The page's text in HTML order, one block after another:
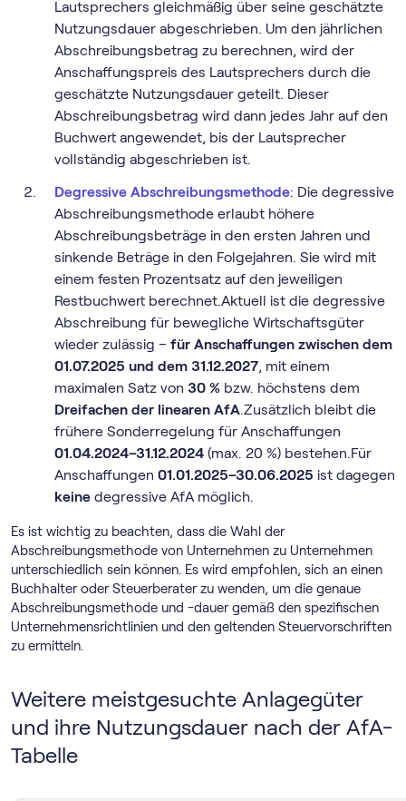
Lautsprechers gleichmäßig über seine geschätzte
Nutzungsdauer abgeschrieben. Um den jährlichen
Abschreibungsbetrag zu berechnen, wird der
Anschaffungspreis des Lautsprechers durch die
geschätzte Nutzungsdauer geteilt. Dieser
Abschreibungsbetrag wird dann jedes Jahr auf den
Buchwert angewendet, bis der Lautsprecher
vollständig abgeschrieben ist.
Degressive Abschreibungsmethode: Die degressive
Abschreibungsmethode erlaubt höhere
Abschreibungsbeträge in den ersten Jahren und
sinkende Beträge in den Folgejahren. Sie wird mit
einem festen Prozentsatz auf den jeweiligen
Restbuchwert berechnet.Aktuell ist die degressive
Abschreibung für bewegliche Wirtschaftsgüter
wieder zulässig – für Anschaffungen zwischen dem
01.07.2025 und dem 31.12.2027, mit einem
maximalen Satz von 30 % bzw. höchstens dem
Dreifachen der linearen AfA.Zusätzlich bleibt die
frühere Sonderregelung für Anschaffungen
01.04.2024–31.12.2024 (max. 20 %) bestehen.Für
Anschaffungen 01.01.2025–30.06.2025 ist dagegen
keine degressive AfA möglich.
Es ist wichtig zu beachten, dass die Wahl der
Abschreibungsmethode von Unternehmen zu Unternehmen
unterschiedlich sein können. Es wird empfohlen, sich an einen
Buchhalter oder Steuerberater zu wenden, um die genaue
Abschreibungsmethode und -dauer gemäß den spezifischen
Unternehmensrichtlinien und den geltenden Steuervorschriften
zu ermitteln.
Weitere meistgesuchte Anlagegüter
und ihre Nutzungsdauer nach der AfA-
Tabelle